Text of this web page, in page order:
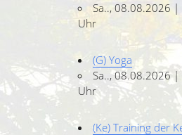
Sa.., 08.08.2026
Uhr
(G) Yoga
Sa.., 08.08.2026
Uhr
(Ke) Training der